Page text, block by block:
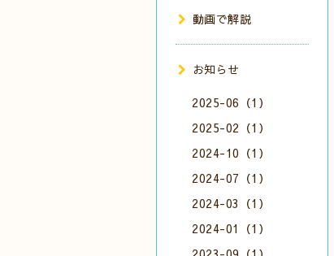
動画で解説
お知らせ
2025-06（1）
2025-02（1）
2024-10（1）
2024-07（1）
2024-03（1）
2024-01（1）